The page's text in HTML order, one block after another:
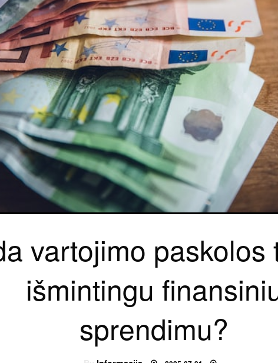
vartojimo paskolos
išmintingu
sprendimu?